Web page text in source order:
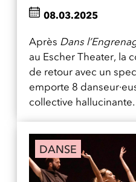
Après Dans
au Escher Theater, la
de retour avec un
emporte 8
collective hallucinante.
08.03.2025
DANSE